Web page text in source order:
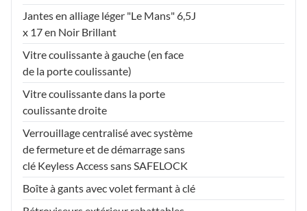
Jantes en alliage léger "Le Mans" 6,5J
x 17 en Noir Brillant
Vitre coulissante à gauche (en face
de la porte coulissante)
Vitre coulissante dans la porte
coulissante droite
Verrouillage centralisé avec système
de fermeture et de démarrage sans
clé Keyless Access sans SAFELOCK
Boîte à gants avec volet fermant à clé